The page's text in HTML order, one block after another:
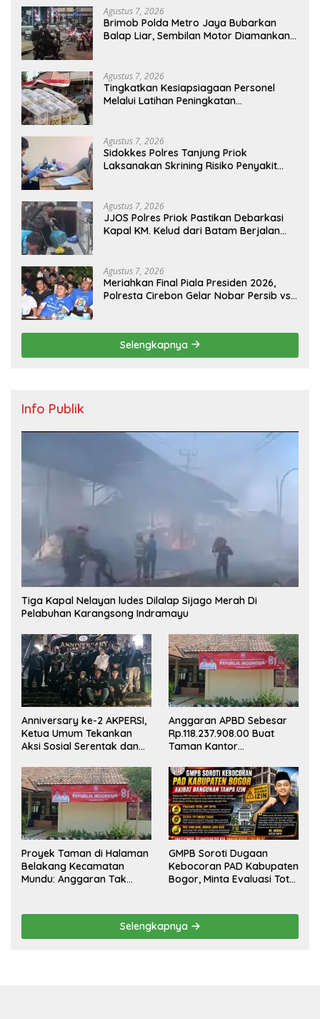
Agustus 7, 2026
Brimob Polda Metro Jaya Bubarkan
Balap Liar, Sembilan Motor Diamankan
Agustus 7, 2026
Tingkatkan Kesiapsiagaan Personel
Melalui Latihan Peningkatan
Agustus 7, 2026
Sidokkes Polres Tanjung Priok
Laksanakan Skrining Risiko Penyakit
Agustus 7, 2026
JJOS Polres Priok Pastikan Debarkasi
Kapal KM. Kelud dari Batam Berjalan
Agustus 7, 2026
Meriahkan Final Piala Presiden 2026,
Polresta Cirebon Gelar Nobar Persib vs
Selengkapnya
Info Publik
Tiga Kapal Nelayan ludes Dilalap Sijago Merah Di
Pelabuhan Karangsong Indramayu
Anniversary ke-2 AKPERSI,
Ketua Umum Tekankan
Aksi Sosial Serentak dan
Konstituen ke Dewan Pers
Anggaran APBD Sebesar
Rp.118.237.908.00 Buat
Taman Kantor
Masuk Akal, Harus
Dipertanggungjawabkan
Secara Terbuka!
Proyek Taman di Halaman
Belakang Kecamatan
Mundu: Anggaran Tak
GMPB Soroti Dugaan
Kebocoran PAD Kabupaten
Bogor, Minta Evaluasi Total
Selengkapnya